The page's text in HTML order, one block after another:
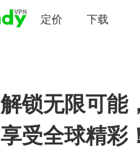
定价 下载
解锁无限可能，
享受全球精彩！